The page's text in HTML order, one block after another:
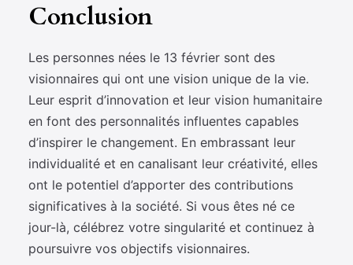
Conclusion
Les personnes nées le 13 février sont des
visionnaires qui ont une vision unique de la vie.
Leur esprit d’innovation et leur vision humanitaire
en font des personnalités influentes capables
d’inspirer le changement. En embrassant leur
individualité et en canalisant leur créativité, elles
ont le potentiel d’apporter des contributions
significatives à la société. Si vous êtes né ce
jour-là, célébrez votre singularité et continuez à
poursuivre vos objectifs visionnaires.